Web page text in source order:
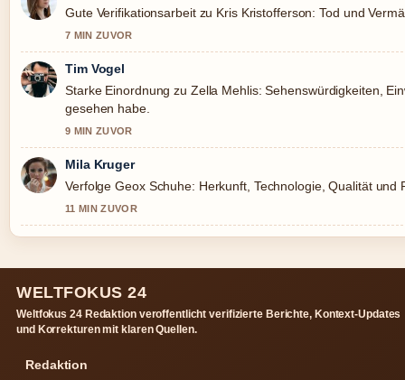
Gute Verifikationsarbeit zu Kris Kristofferson: Tod und
7 MIN ZUVOR
Tim Vogel
Starke Einordnung zu Zella Mehlis: Sehenswürdigkeiten,
gesehen habe.
9 MIN ZUVOR
Mila Kruger
Verfolge Geox Schuhe: Herkunft, Technologie, Qualität
11 MIN ZUVOR
WELTFOKUS 24
Weltfokus 24 Redaktion veroffentlicht verifizierte Berichte, Kontext-Updates
und Korrekturen mit klaren Quellen.
Redaktion